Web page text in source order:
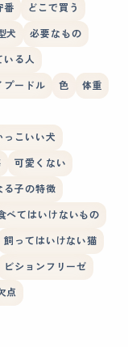
番 どこで買う
犬 必要なもの
いる人
プードル 色 体重
っこいい犬
可愛くない
る子の特徴
べてはいけないもの
飼ってはいけない猫
ビションフリーゼ
点